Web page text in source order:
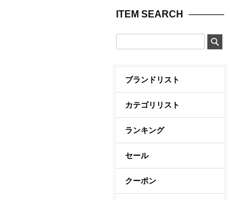
こだわり条件から探す
ITEM SEARCH
ブランドリスト
カテゴリリスト
ランキング
セール
クーポン